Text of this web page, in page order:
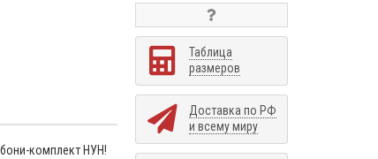
комплект НУН!
Таблица
размеров
Доставка по РФ
и всему миру